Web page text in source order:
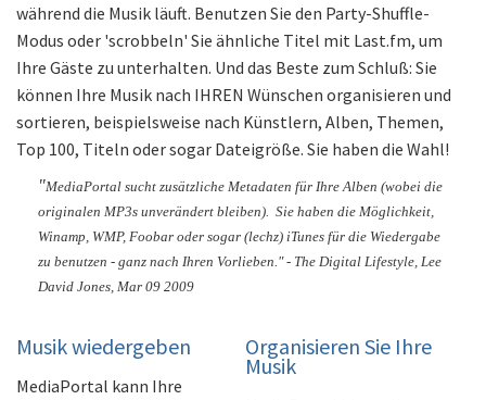
während die Musik läuft. Benutzen Sie den Party-Shuffle-
Modus oder 'scrobbeln' Sie ähnliche Titel mit Last.fm, um
Ihre Gäste zu unterhalten. Und das Beste zum Schluß: Sie
können Ihre Musik nach IHREN Wünschen organisieren und
sortieren, beispielsweise nach Künstlern, Alben, Themen,
Top 100, Titeln oder sogar Dateigröße. Sie haben die Wahl!
"MediaPortal sucht zusätzliche Metadaten für Ihre Alben (wobei die
originalen MP3s unverändert bleiben). Sie haben die Möglichkeit,
Winamp, WMP, Foobar oder sogar (lechz) iTunes für die Wiedergabe
zu benutzen - ganz nach Ihren Vorlieben." - The Digital Lifestyle, Lee
David Jones, Mar 09 2009
Musik wiedergeben
MediaPortal kann Ihre
Organisieren Sie Ihre
Musik